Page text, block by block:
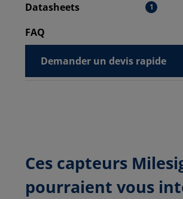
Datasheets 1
FAQ
Demander un devis rapide
Ces capteurs
pourraient vous